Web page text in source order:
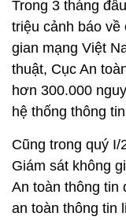
Trong 3 tháng
triệu cảnh báo về
gian mạng Việt
thuật, Cục An
hơn 300.000
hệ thống thông
Cũng trong quý I/
Giám sát không
An toàn thông tin
an toàn thông tin